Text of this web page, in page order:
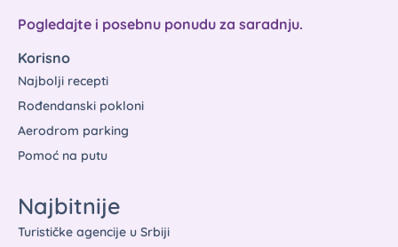
Pogledajte i posebnu ponudu za saradnju.
Korisno
Najbolji recepti
Rođendanski pokloni
Aerodrom parking
Pomoć na putu
Najbitnije
Turističke agencije u Srbiji